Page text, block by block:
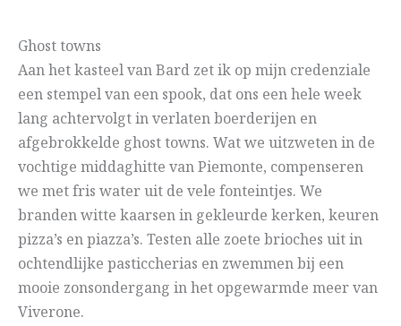
Ghost towns
Aan het kasteel van Bard zet ik op mijn credenziale
een stempel van een spook, dat ons een hele week
lang achtervolgt in verlaten boerderijen en
afgebrokkelde ghost towns. Wat we uitzweten in de
vochtige middaghitte van Piemonte, compenseren
we met fris water uit de vele fonteintjes. We
branden witte kaarsen in gekleurde kerken, keuren
pizza’s en piazza’s. Testen alle zoete brioches uit in
ochtendlijke pasticcherias en zwemmen bij een
mooie zonsondergang in het opgewarmde meer van
Viverone.